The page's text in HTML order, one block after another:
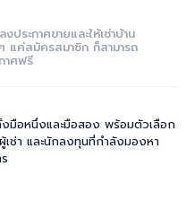
ระกาศขายและให้เช่าบ้าน
แค่สมัครสมาชิก ก็สามารถ
าศฟรี
มือหนึ่งและมือสอง พร้อมตัวเลือก
ช่า และนักลงทุนที่กำลังมองหา